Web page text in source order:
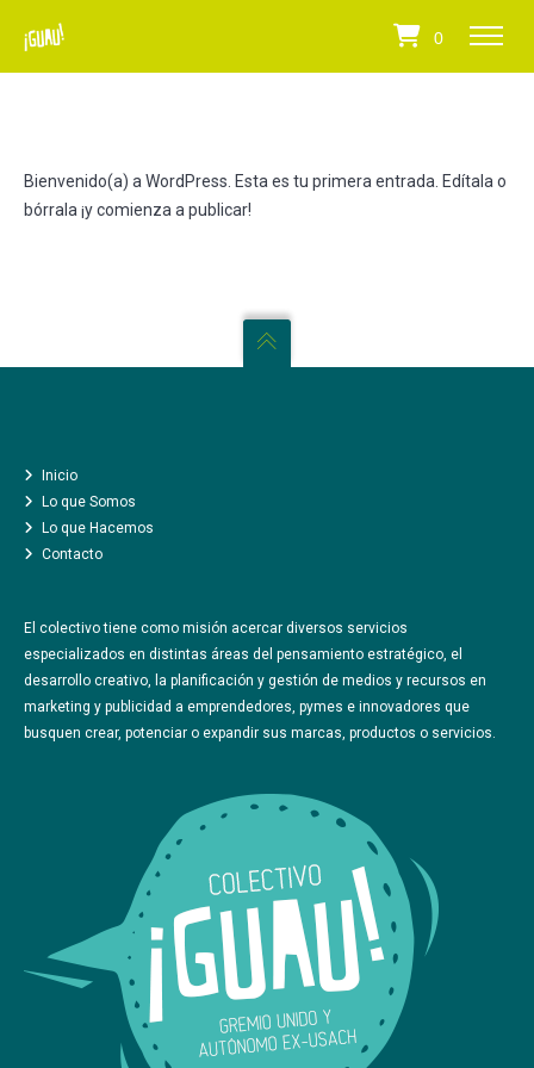
0
Bienvenido(a) a WordPress. Esta es tu primera entrada. Edítala o
bórrala ¡y comienza a publicar!
Inicio
Lo que Somos
Lo que Hacemos
Contacto
El colectivo tiene como misión acercar diversos servicios
especializados en distintas áreas del pensamiento estratégico, el
desarrollo creativo, la planificación y gestión de medios y recursos en
marketing y publicidad a emprendedores, pymes e innovadores que
busquen crear, potenciar o expandir sus marcas, productos o servicios.
LO QUE HACEMOS
UN NUEVO CAMINO
COLABORADORES Y COMPAÑEROS